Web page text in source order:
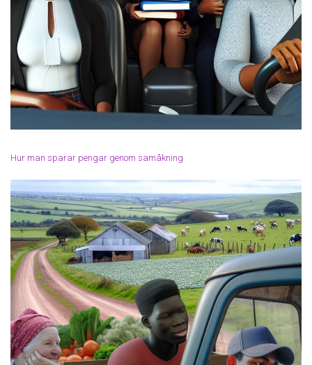
Hur man sparar pengar genom samåkning